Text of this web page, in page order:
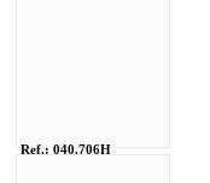
Ref.: 040.706H